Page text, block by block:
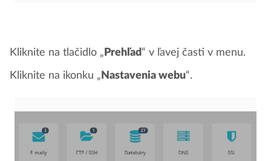
Kliknite na tlačidlo „ Prehľad “ v ľavej časti v menu.
Kliknite na ikonku „ Nastavenia webu“.